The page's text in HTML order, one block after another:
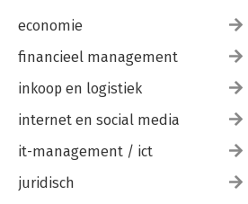
economie
financieel management
inkoop en logistiek
internet en social media
it-management / ict
juridisch